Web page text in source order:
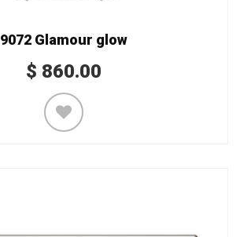
9072 Glamour glow
$ 860.00